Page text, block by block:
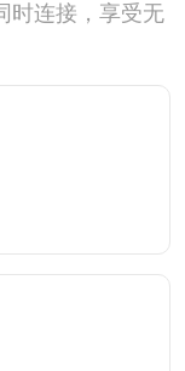
时连接，享受无